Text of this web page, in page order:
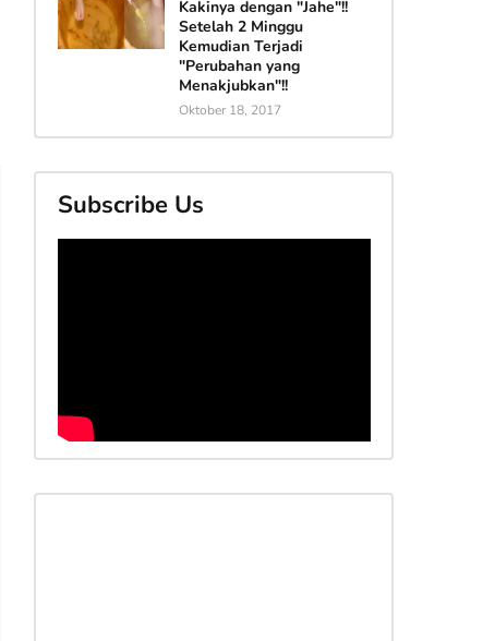
Kakinya dengan "Jahe"!!
Setelah 2 Minggu
Kemudian Terjadi
"Perubahan yang
Menakjubkan"!!
Oktober 18, 2017
Subscribe Us